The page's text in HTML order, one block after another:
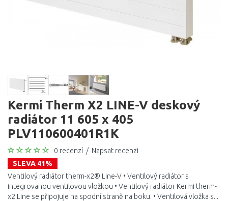
Kermi Therm X2 LINE-V deskový
radiátor 11 605 x 405
PLV110600401R1K
0 recenzí / Napsat recenzi
SLEVA 41%
Ventilový radiátor therm-x2® Line-V • Ventilový radiátor s
integrovanou ventilovou vložkou • Ventilový radiátor Kermi therm-
x2 Line se připojuje na spodní straně na boku. • Ventilová vložka s...